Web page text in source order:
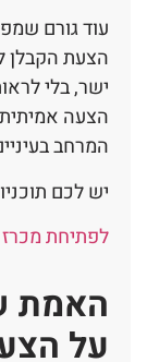
עוד גורם
הצעת הקבלן
ישר, בלי
הצעה
המרחב
יש לכם
לפתיחת
האמת
על